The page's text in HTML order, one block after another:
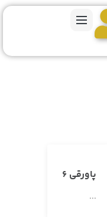
پاورقی 6
...